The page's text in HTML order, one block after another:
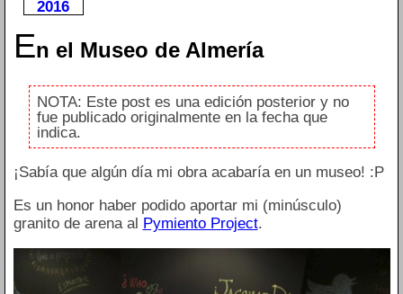
2016
En el Museo de Almería
NOTA: Este post es una edición posterior y no
fue publicado originalmente en la fecha que
indica.
¡Sabía que algún día mi obra acabaría en un museo! :P
Es un honor haber podido aportar mi (minúsculo)
granito de arena al Pymiento Project.